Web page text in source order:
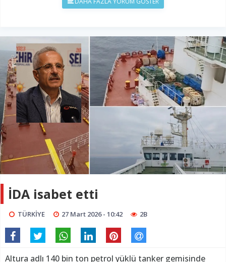
İDA isabet etti
TÜRKİYE 27 Mart 2026 - 10:42 2B
Altura adlı 140 bin ton petrol yüklü tanker gemisinde